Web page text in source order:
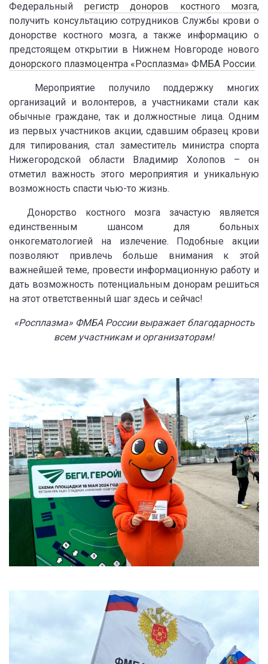
Федеральный регистр доноров костного мозга,
получить консультацию сотрудников Службы крови о
донорстве костного мозга, а также информацию о
предстоящем открытии в Нижнем Новгороде нового
донорского плазмоцентра «Росплазма» ФМБА России.
Мероприятие получило поддержку многих
организаций и волонтеров, а участниками стали как
обычные граждане, так и должностные лица. Одним
из первых участников акции, сдавшим образец крови
для типирования, стал заместитель министра спорта
Нижегородской области Владимир Холопов – он
отметил важность этого мероприятия и уникальную
возможность спасти чью-то жизнь.
Донорство костного мозга зачастую является
единственным шансом для больных
онкогематологией на излечение. Подобные акции
позволяют привлечь больше внимания к этой
важнейшей теме, провести информационную работу и
дать возможность потенциальным донорам решиться
на этот ответственный шаг здесь и сейчас!
«Росплазма» ФМБА России выражает благодарность
всем участникам и организаторам!